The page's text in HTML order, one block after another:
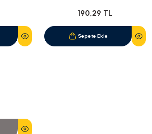
190,29 TL
Sepete Ekle